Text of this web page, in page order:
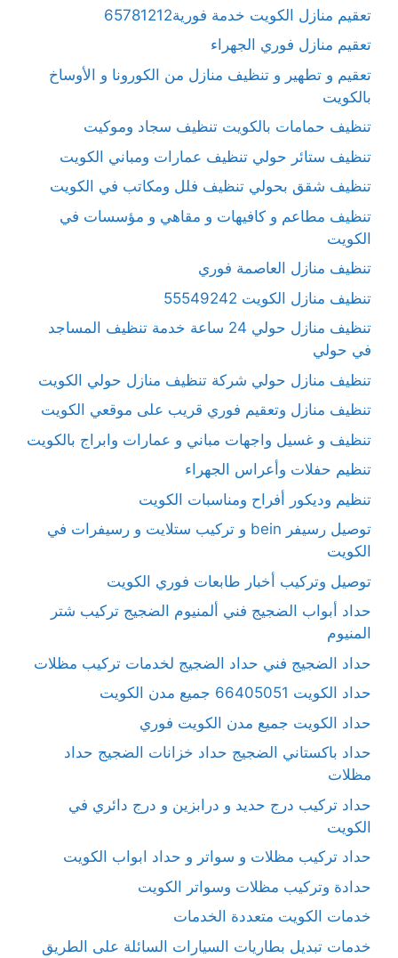
تعقيم منازل الكويت خدمة فورية65781212
تعقيم منازل فوري الجهراء
تعقيم و تطهير و تنظيف منازل من الكورونا و الأوساخ
بالكويت
تنظيف حمامات بالكويت تنظيف سجاد وموكيت
تنظيف ستائر حولي تنظيف عمارات ومباني الكويت
تنظيف شقق بحولي تنظيف فلل ومكاتب في الكويت
تنظيف مطاعم و كافيهات و مقاهي و مؤسسات في
الكويت
تنظيف منازل العاصمة فوري
تنظيف منازل الكويت 55549242
تنظيف منازل حولي 24 ساعة خدمة تنظيف المساجد
في حولي
تنظيف منازل حولي شركة تنظيف منازل حولي الكويت
تنظيف منازل وتعقيم فوري قريب على موقعي الكويت
تنظيف و غسيل واجهات مباني و عمارات وابراج بالكويت
تنظيم حفلات وأعراس الجهراء
تنظيم وديكور أفراح ومناسبات الكويت
توصيل رسيفر bein و تركيب ستلايت و رسيفرات في
الكويت
توصيل وتركيب أخبار طابعات فوري الكويت
حداد أبواب الضجيج فني ألمنيوم الضجيج تركيب شتر
المنيوم
حداد الضجيج فني حداد الضجيج لخدمات تركيب مظلات
حداد الكويت 66405051 جميع مدن الكويت
حداد الكويت جميع مدن الكويت فوري
حداد باكستاني الضجيج حداد خزانات الضجيج حداد
مظلات
حداد تركيب درج حديد و درابزين و درج دائري في
الكويت
حداد تركيب مظلات و سواتر و حداد ابواب الكويت
حدادة وتركيب مظلات وسواتر الكويت
خدمات الكويت متعددة الخدمات
خدمات تبديل بطاريات السيارات السائلة على الطريق